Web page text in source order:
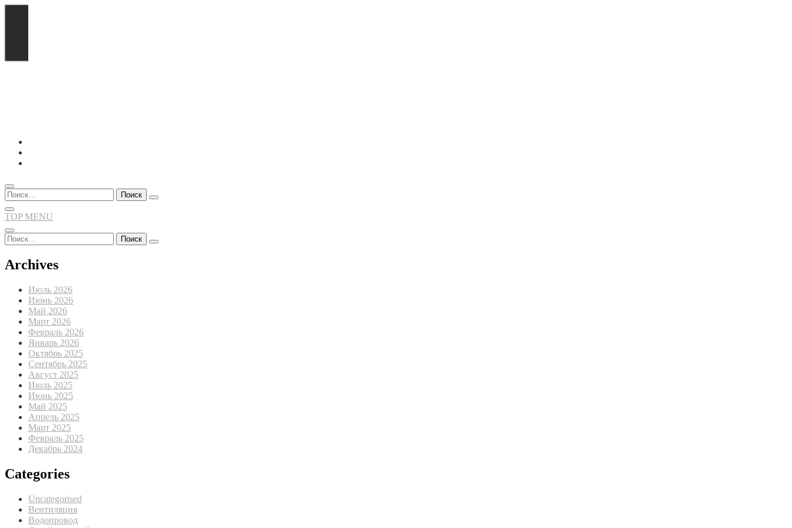
Перейти
содержимому
Найти:
TOP MENU
Найти:
Archives
Июль 2026
Июнь 2026
Май 2026
Март 2026
Февраль 2026
Январь 2026
Октябрь 2025
Сентябрь 2025
Август 2025
Июль 2025
Июнь 2025
Май 2025
Апрель 2025
Март 2025
Февраль 2025
Декабрь 2024
Categories
Uncategorised
Вентиляция
Водопровод